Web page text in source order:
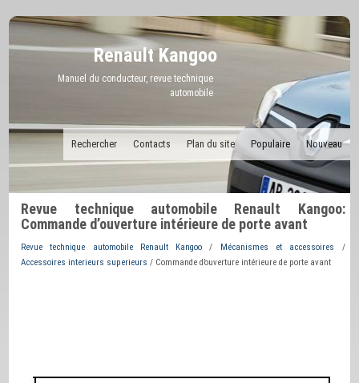
Renault Kangoo
Manuel du conducteur, revue technique
automobile
Nouveau
Populaire
Plan du site
Contacts
Rechercher
Revue technique automobile Renault Kangoo:
Commande d’ouverture intérieure de porte avant
Revue technique automobile Renault Kangoo / Mécanismes et accessoires /
Accessoires interieurs superieurs / Commande d’ouverture intérieure de porte avant